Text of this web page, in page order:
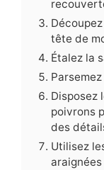
tête de
Étalez la
Disposez
poivrons
des
Utilisez